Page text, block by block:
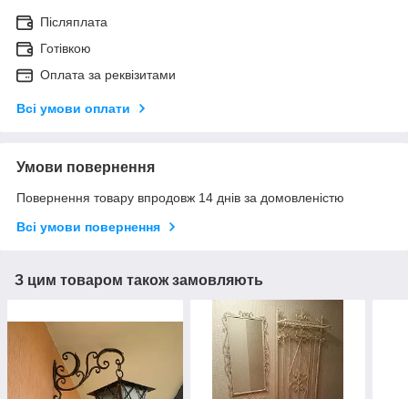
Післяплата
Готівкою
Оплата за реквізитами
Всі умови оплати
Умови повернення
Повернення товару впродовж 14 днів за домовленістю
Всі умови повернення
З цим товаром також замовляють